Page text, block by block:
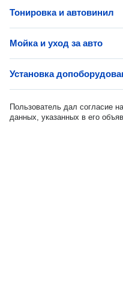
Тонировка и автовинил
Мойка и уход за авто
Установка
Пользователь дал согласие
данных, указанных в его